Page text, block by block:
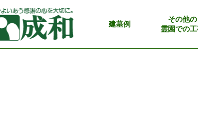
建墓例
その他の
霊園での